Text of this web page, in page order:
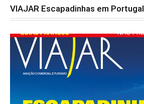
VIAJAR Escapadinhas em Portugal